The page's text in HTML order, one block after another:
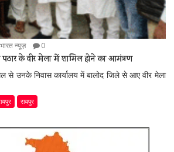
भारत न्यूज़ 0
पठार के वीर मेला में शामिल होने का आमंत्रण
से उनके निवास कार्यालय में बालोद जिले से आए वीर मेला
रायपुर